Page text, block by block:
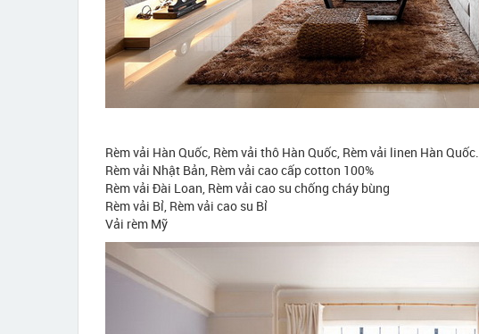
Rèm vải Hàn Quốc, Rèm vải thô Hàn Quốc, Rèm vải linen Hàn Quốc.
Rèm vải Nhật Bản, Rèm vải cao cấp cotton 100%
Rèm vải Đài Loan, Rèm vải cao su chống cháy bùng
Rèm vải Bỉ, Rèm vải cao su Bỉ
Vải rèm Mỹ